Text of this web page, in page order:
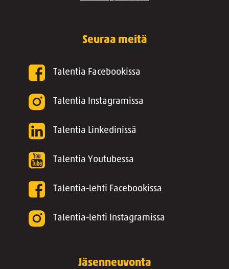
Seuraa meitä
Talentia Facebookissa
Talentia Instagramissa
Talentia Linkedinissä
Talentia Youtubessa
Talentia-lehti Facebookissa
Talentia-lehti Instagramissa
Jäsenneuvonta